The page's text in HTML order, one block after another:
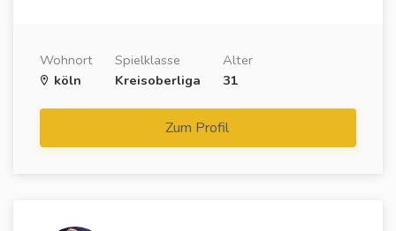
Wohnort
köln
Spielklasse
Kreisoberliga
Alter
31
Zum Profil